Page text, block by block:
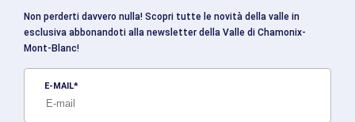
Non perderti davvero nulla! Scopri tutte le novità della valle in
esclusiva abbonandoti alla newsletter della Valle di Chamonix-
Mont-Blanc!
E-MAIL